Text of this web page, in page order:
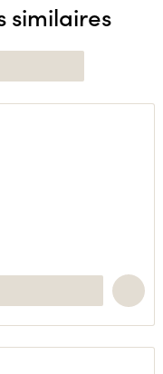
similaires